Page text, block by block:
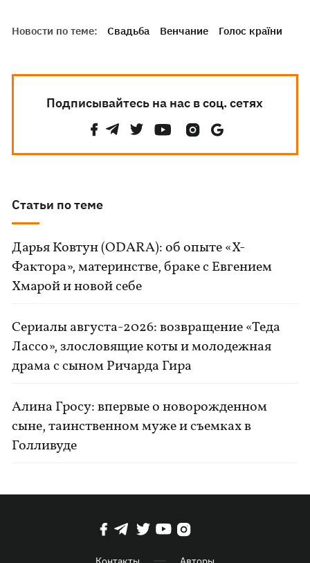
Новости по теме: Свадьба Венчание Голос країни
Подписывайтесь на нас в соц. сетях
Статьи по теме
Дарья Ковтун (ODARA): об опыте «Х-
Фактора», материнстве, браке с Евгением
Хмарой и новой себе
Сериалы августа-2026: возвращение «Теда
Лассо», злословящие коты и молодежная
драма с сыном Ричарда Гира
Алина Гросу: впервые о новорожденном
сыне, таинственном муже и съемках в
Голливуде